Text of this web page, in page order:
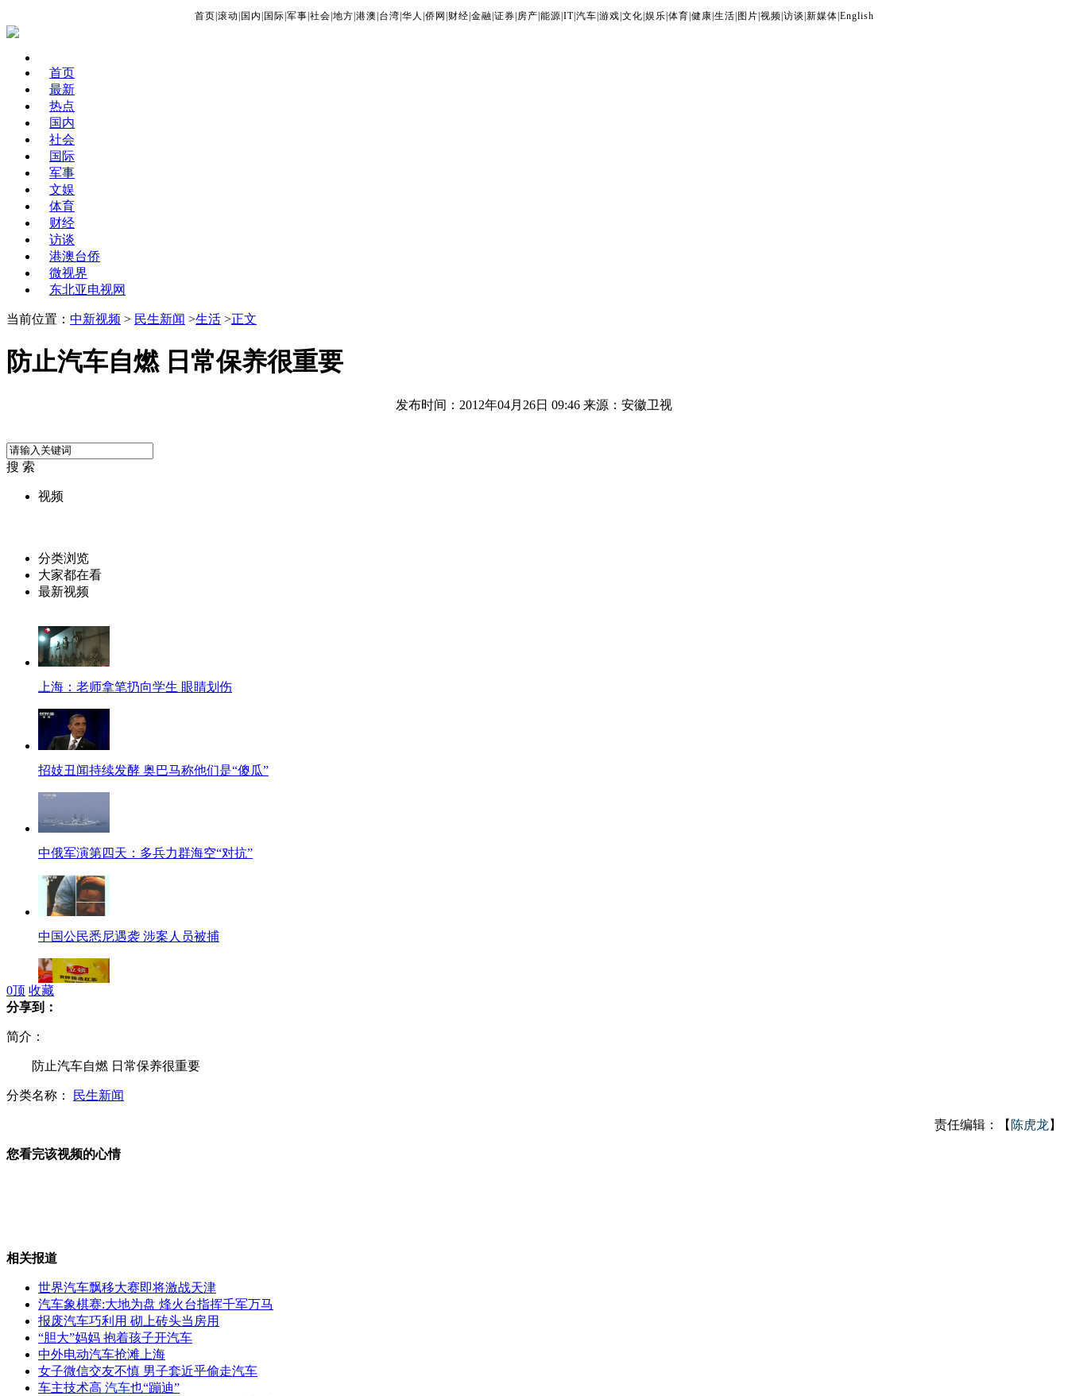
首页 滚动 国内 国际 军事 社会 地方 港澳 台湾 华人 侨网 财经 金融 证券 房产 能源 IT| 汽车 游戏 文化 娱乐 体育 健康 生活 图片 视频 访谈 新媒体 English
首页
最新
热点
国内
社会
国际
军事
文娱
体育
财经
访谈
港澳台侨
微视界
东北亚电视网
当前位置： 中新视频 > 民生新闻 >生活 >正文
防止汽车自燃 日常保养很重要
发布时间：2012年04月26日 09:46 来源：安徽卫视
搜 索
视频
分类浏览
大家都在看
最新视频
上海：老师拿笔扔向学生 眼睛划伤
招妓丑闻持续发酵 奥巴马称他们是“傻瓜”
中俄军演第四天：多兵力群海空“对抗”
中国公民悉尼遇袭 涉案人员被捕
眼镜邂逅计算机 功能升级随身行
朝鲜：拥有击败美国的“强大先进武器”
日发现距地约127亿光年星系团
0顶 收藏
分享到：
简介：
防止汽车自燃 日常保养很重要
分类名称： 民生新闻
责任编辑：【 陈虎龙 】
您看完该视频的心情
相关报道
世界汽车飘移大赛即将激战天津
汽车象棋赛:大地为盘 烽火台指挥千军万马
报废汽车巧利用 砌上砖头当房用
“胆大”妈妈 抱着孩子开汽车
中外电动汽车抢滩上海
女子微信交友不慎 男子套近乎偷走汽车
车主技术高 汽车也“蹦迪”